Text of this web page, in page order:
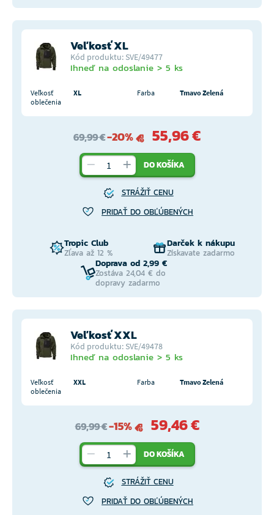
Veľkosť XL
Kód produktu: SVE/49477
Ihneď na odoslanie > 5 ks
Veľkosť
oblečenia
XL Farba Tmavo Zelená
69,99 €-20% 55,96 €
DO KOŠÍKA
STRÁŽIŤ CENU
PRIDAŤ DO OBĽÚBENÝCH
Tropic Club
Zľava až 12 %
Darček k nákupu
Získavate zadarmo
Doprava od 2,99 €
Zostáva 24,04 € do
dopravy zadarmo
Veľkosť XXL
Kód produktu: SVE/49478
Ihneď na odoslanie > 5 ks
Veľkosť
oblečenia
XXL Farba Tmavo Zelená
69,99 €-15% 59,46 €
DO KOŠÍKA
STRÁŽIŤ CENU
PRIDAŤ DO OBĽÚBENÝCH